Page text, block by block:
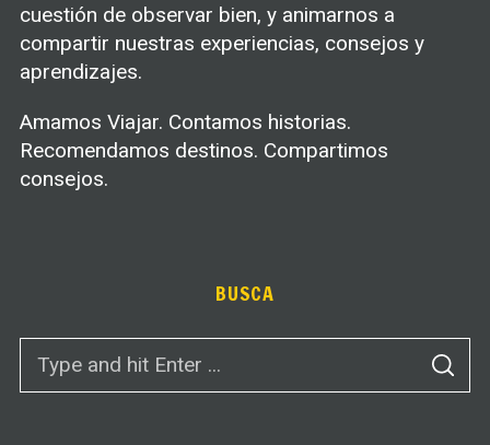
cuestión de observar bien, y animarnos a
compartir nuestras experiencias, consejos y
aprendizajes.
Amamos Viajar. Contamos historias.
Recomendamos destinos. Compartimos
consejos.
BUSCA
S
A